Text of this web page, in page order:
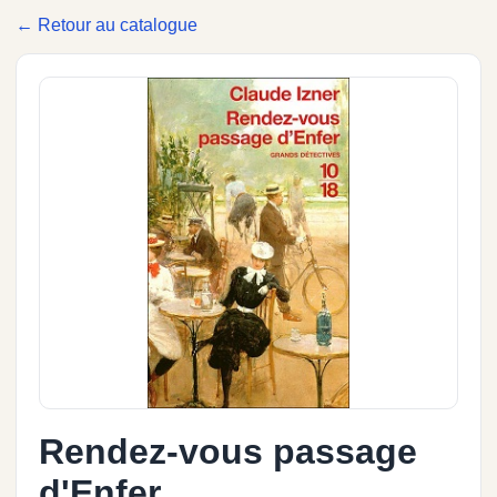
← Retour au catalogue
Rendez-vous passage